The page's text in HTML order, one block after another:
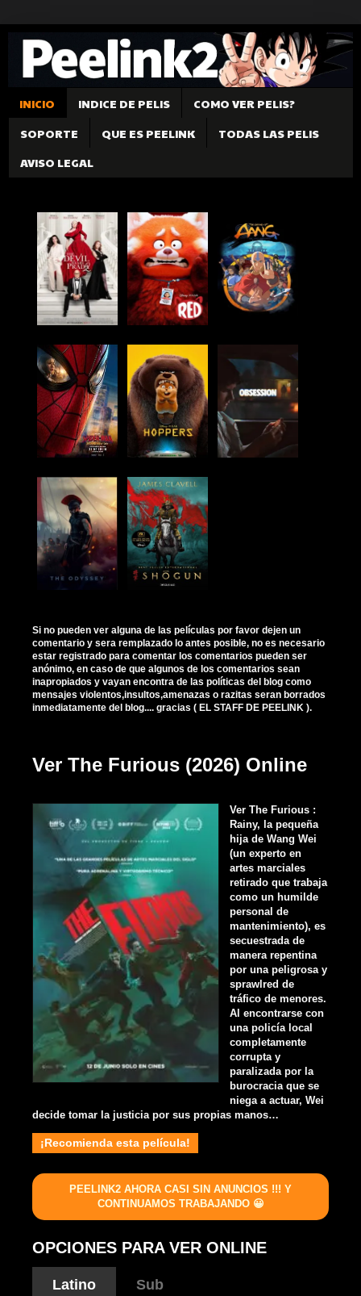
INICIO INDICE DE PELIS
COMO VER PELIS?
SOPORTE
QUE ES PEELINK
TODAS LAS PELIS
AVISO LEGAL
Si no pueden ver alguna de las películas por favor dejen un
comentario y sera remplazado lo antes posible, no es necesario
estar registrado para comentar los comentarios pueden ser
anónimo, en caso de que algunos de los comentarios sean
inapropiados y vayan encontra de las políticas del blog como
mensajes violentos,insultos,amenazas o razitas seran borrados
inmediatamente del blog.... gracias ( EL STAFF DE PEELINK ).
Ver The Furious (2026) Online
Ver The Furious :
Rainy, la pequeña
hija de Wang Wei
(un experto en
artes marciales
retirado que trabaja
como un humilde
personal de
mantenimiento), es
secuestrada de
manera repentina
por una peligrosa y
sprawlred de
tráfico de menores.
Al encontrarse con
una policía local
completamente
corrupta y
paralizada por la
burocracia que se
niega a actuar, Wei
decide tomar la justicia por sus propias manos…
¡Recomienda esta película!
PEELINK2 AHORA CASI SIN ANUNCIOS !!! Y
CONTINUAMOS TRABAJANDO 😀
OPCIONES PARA VER ONLINE
Latino Sub